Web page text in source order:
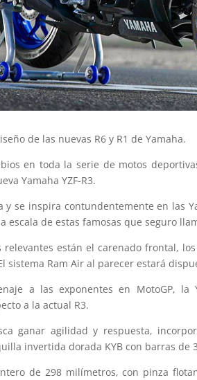
de las nuevas R6 y R1 de Yamaha.
en toda la serie de motos
Yamaha YZF-R3.
y se inspira contundentemente en las
escala de estas famosas que seguro
relevantes están el carenado frontal,
sistema Ram Air al parecer estará
a las exponentes en MotoGP,
a la actual R3.
ganar agilidad y respuesta,
invertida dorada KYB con barras
de 298 milímetros, con pinza